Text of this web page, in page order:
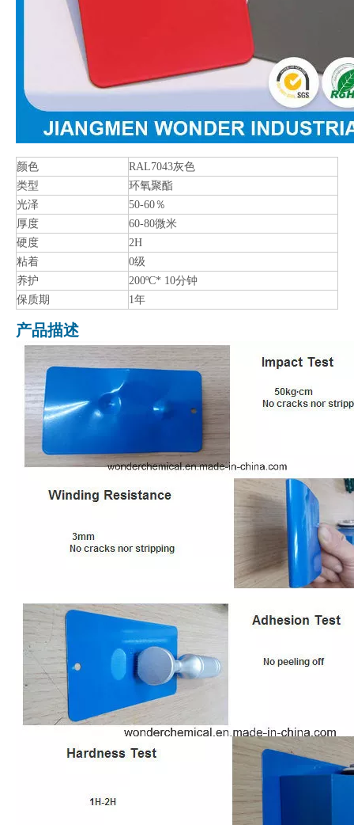
颜色
RAL7043灰色
类型
环氧聚酯
光泽
50-60％
厚度
60-80微米
硬度
2H
粘着
0级
养护
200ºC* 10分钟
保质期
1年
产品描述